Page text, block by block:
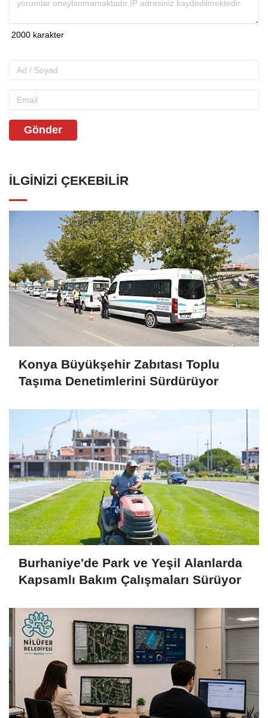
Gönder
İLGINIZI ÇEKEBILIR
Konya Büyükşehir Zabıtası Toplu
Taşıma Denetimlerini Sürdürüyor
Burhaniye'de Park ve Yeşil Alanlarda
Kapsamlı Bakım Çalışmaları Sürüyor